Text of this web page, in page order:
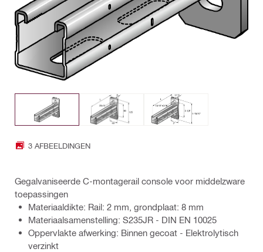
3 AFBEELDINGEN
Gegalvaniseerde C-montagerail console voor middelzware
toepassingen
Materiaaldikte: Rail: 2 mm, grondplaat: 8 mm
Materiaalsamenstelling: S235JR - DIN EN 10025
Oppervlakte afwerking: Binnen gecoat - Elektrolytisch
verzinkt